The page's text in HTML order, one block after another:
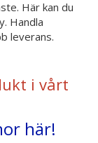
Här kan du
Handla
leverans.
i vårt
här!